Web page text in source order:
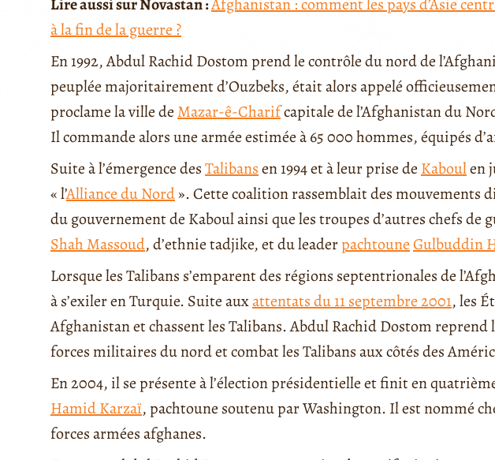
à la fin de la guerre ?
En 1992, Abdul Rachid Dostom prend le contrôle du nord de
peuplée majoritairement d’Ouzbeks, était alors appelé
proclame la ville de Mazar-ê-Charifcapitale de l’Afghanistan du
Il commande alors une armée estimée à 65 000 hommes, équipés
Suite à l’émergence desTalibansen 1994 et à leur prise de Kaboulen
« l’Alliance du Nord». Cette coalition rassemblait des mouvements
du gouvernement de Kaboul ainsi que les troupes d’autres chefs de
Shah Massoud, d’ethnie tadjike, et du leaderpachtouneGulbuddin
Lorsque les Talibans s’emparent des régions septentrionales de
à s’exiler en Turquie. Suite auxattentats du 11 septembre 2001, les
Afghanistan et chassent les Talibans. Abdul Rachid Dostom reprend
forces militaires du nord et combat les Talibans aux côtés des
En 2004, il se présente à l’élection présidentielle et finit en
Hamid Karzaï, pachtoune soutenu par Washington. Il est nommé
forces armées afghanes.